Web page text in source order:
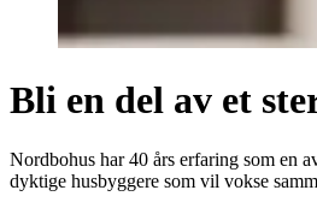
Bli en del av et
Nordbohus har 40 års erfaring som en
dyktige husbyggere som vil vokse